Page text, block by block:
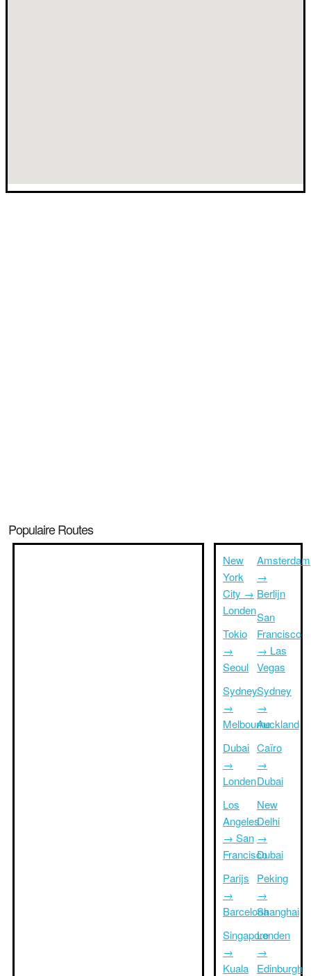
Populaire Routes
New
York
City →
Londen
Tokio
→
Seoul
Sydney
→
Melbourne
Dubai
→
Londen
Los
Angeles
→ San
Francisco
Parijs
→
Barcelona
Singapore
→
Kuala
Amsterdam
→
Berlijn
San
Francisco
→ Las
Vegas
Sydney
→
Auckland
Caïro
→
Dubai
New
Delhi
→
Dubai
Peking
→
Shanghai
Londen
→
Edinburgh